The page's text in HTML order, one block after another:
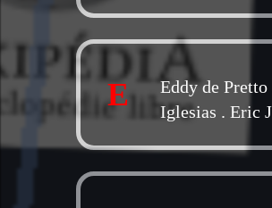
E Eddy de Pretto
Iglesias . Eric